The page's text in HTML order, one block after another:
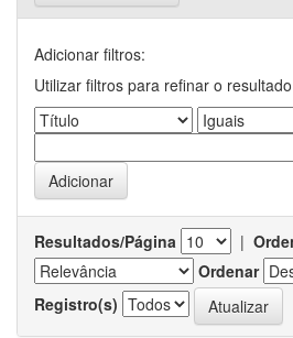
Adicionar filtros:
Utilizar filtros para refinar o
Resultados/Página |
Ordenar
Registro(s)